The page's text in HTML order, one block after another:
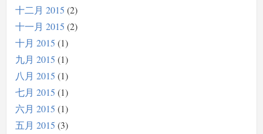
十二月 2015 2
十一月 2015 2
十月 2015 1
九月 2015 1
八月 2015 1
七月 2015 1
六月 2015 1
五月 2015 3